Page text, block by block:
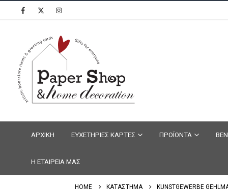
ΑΡΧΙΚΗ ΕΥΧΕΤΗΡΙΕΣ ΚΑΡΤΕΣ ΠΡΟΪΟΝΤΑ
Η ΕΤΑΙΡΕΙΑ ΜΑΣ
HOME ΚΑΤΑΣΤΗΜΑ KUNSTGEWERBE